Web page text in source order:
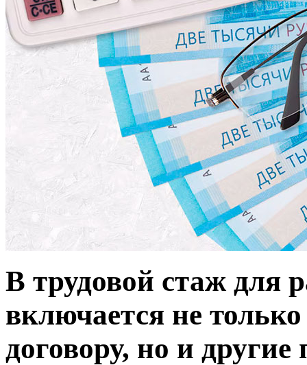
В трудовой стаж для
включается не
договору, но и